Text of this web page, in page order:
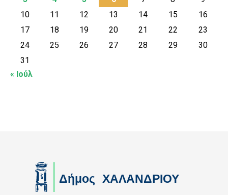
10
11 12 13 14 15
16
17
18 19 20 21 22
23
24
25 26 27 28 29
30
31
« Ιούλ